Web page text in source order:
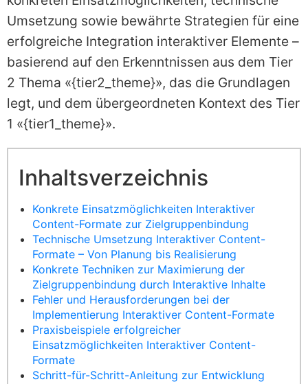
Umsetzung sowie bewährte Strategien für eine
erfolgreiche Integration interaktiver Elemente –
basierend auf den Erkenntnissen aus dem Tier
2 Thema «{tier2_theme}», das die Grundlagen
legt, und dem übergeordneten Kontext des Tier
1 «{tier1_theme}».
Inhaltsverzeichnis
Konkrete Einsatzmöglichkeiten Interaktiver
Content-Formate zur Zielgruppenbindung
Technische Umsetzung Interaktiver Content-
Formate – Von Planung bis Realisierung
Konkrete Techniken zur Maximierung der
Zielgruppenbindung durch Interaktive Inhalte
Fehler und Herausforderungen bei der
Implementierung Interaktiver Content-Formate
Praxisbeispiele erfolgreicher
Einsatzmöglichkeiten Interaktiver Content-
Formate
Schritt-für-Schritt-Anleitung zur Entwicklung